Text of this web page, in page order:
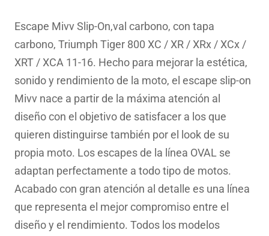
original
era:
565.07€.
actual
es:
405.83€.
Escape Mivv Slip-On,val carbono, con tapa
carbono, Triumph Tiger 800 XC / XR / XRx / XCx /
XRT / XCA 11-16. Hecho para mejorar la estética,
sonido y rendimiento de la moto, el escape slip-on
Mivv nace a partir de la máxima atención al
diseño con el objetivo de satisfacer a los que
quieren distinguirse también por el look de su
propia moto. Los escapes de la línea OVAL se
adaptan perfectamente a todo tipo de motos.
Acabado con gran atención al detalle es una línea
que representa el mejor compromiso entre el
diseño y el rendimiento. Todos los modelos